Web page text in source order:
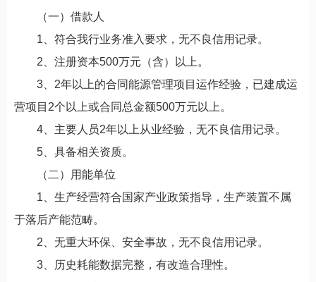
（一）借款人
1、符合我行业务准入要求，无不良信用记录。
2、注册资本500万元（含）以上。
3、2年以上的合同能源管理项目运作经验，已建成运
营项目2个以上或合同总金额500万元以上。
4、主要人员2年以上从业经验，无不良信用记录。
5、具备相关资质。
（二）用能单位
1、生产经营符合国家产业政策指导，生产装置不属
于落后产能范畴。
2、无重大环保、安全事故，无不良信用记录。
3、历史耗能数据完整，有改造合理性。